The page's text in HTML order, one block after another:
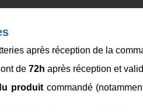
après réception de la
de72h après réception et
produitcommandé